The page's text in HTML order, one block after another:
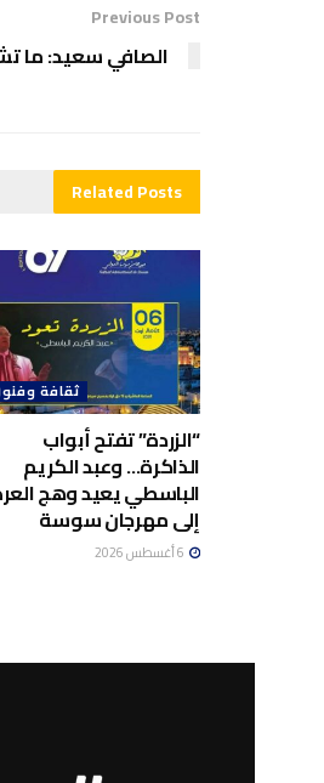
Previous Post
الصافي سعيد: ما
RelatedPosts
ثقافة
“الزردة” تفتح أبواب
الذاكرة… وعبد الكريم
الباسطي يعيد وهج
إلى مهرجان سوسة